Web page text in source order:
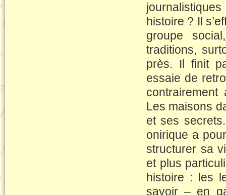
histoire ? Il
groupe
traditions,
près. Il finit
essaie de
contrairement
Les maisons
et ses
onirique a
structurer sa
et plus
histoire : les
savoir – en